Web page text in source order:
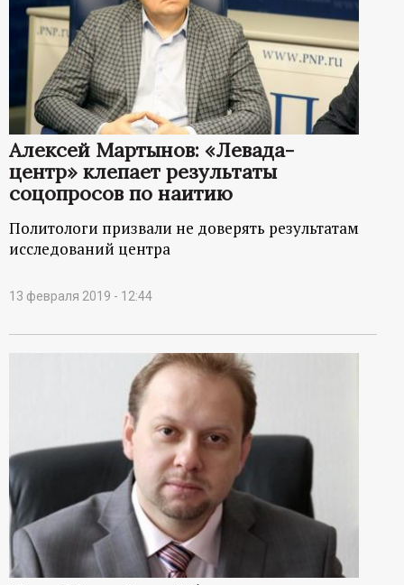
р
т
а
л
Алексей Мартынов: «Левада-
центр» клепает результаты
соцопросов по наитию
Политологи призвали не доверять результатам
исследований центра
13 февраля 2019 - 12:44